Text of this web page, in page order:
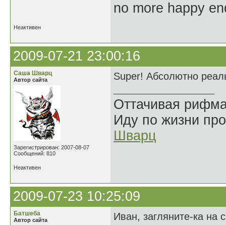
no more happy
Неактивен
2009-07-21 23:00:16
Саша Шварц
Автор сайта
Зарегистрирован: 2007-08-07
Сообщений: 810
Super! Абсолютно
Оттачивая
Иду по жизни
Шварц
Неактивен
2009-07-23 10:25:09
Батшеба
Автор сайта
Иван, загляните-ка на